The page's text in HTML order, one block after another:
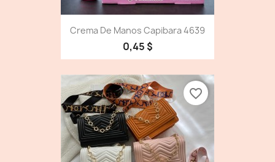
Crema De Manos Capibara 4639
0,45 $
favorite_border